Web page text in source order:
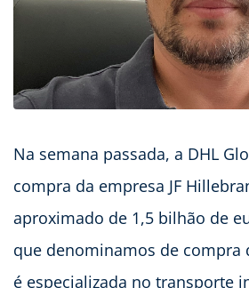
Na semana passada, a DHL
compra da empresa JF
aproximado de 1,5 bilhão de
que denominamos de compra
é especializada no transporte